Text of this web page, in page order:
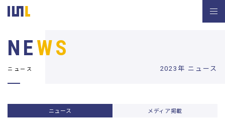
2023年 ニュース
NEWS
ニュース
ニュース メディア掲載